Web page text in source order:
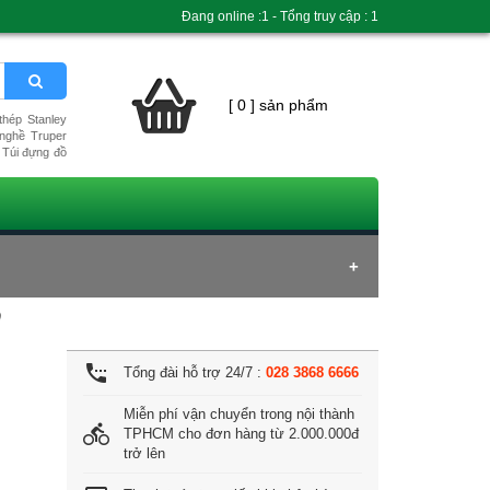
Stanley
Truper
Túi đựng đồ
[ 0 ] sản phẩm
settings_phone Tổng đài hỗ trợ 24/7 : 028 3868 6666
directions_bike
Miễn phí vận chuyển trong nội thành
TPHCM cho đơn hàng từ 2.000.000đ
trở lên
Đang online :1 - Tổng truy cập : 1